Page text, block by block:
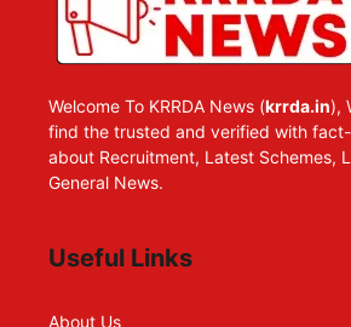
Welcome To KRRDA News (krrda.in),
find the trusted and verified with
about Recruitment, Latest Schemes,
General News.
Useful Links
About Us